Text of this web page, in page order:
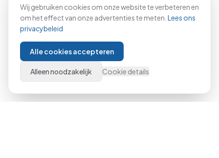
Wij gebruiken cookies om onze website te verbeteren en
om het effect van onze advertenties te meten. Lees ons
privacybeleid
Alle cookies accepteren
Alleen noodzakelijk Cookie details